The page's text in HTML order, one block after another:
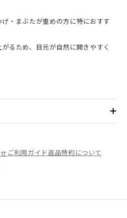
・まぶたが重めの方に特におすす
るため、目元が自然に開きやすく
ご利用ガイド返品特約について